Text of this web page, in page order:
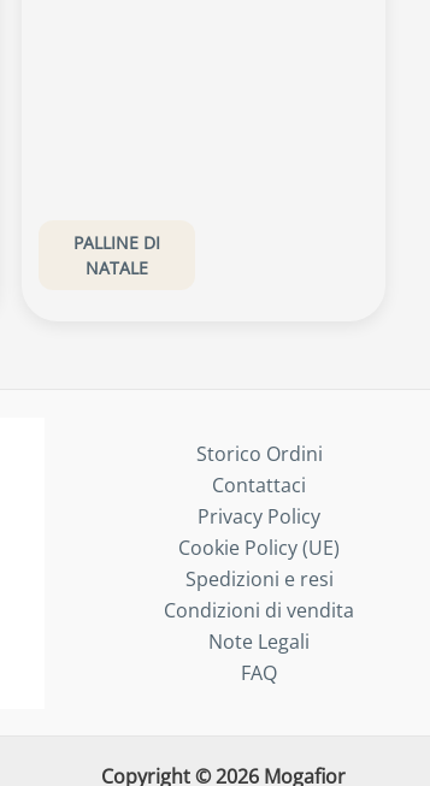
PALLINE DI
NATALE
Storico Ordini
Contattaci
Privacy Policy
Cookie Policy (UE)
Spedizioni e resi
Condizioni di vendita
Note Legali
FAQ
Copyright © 2026 Mogafior